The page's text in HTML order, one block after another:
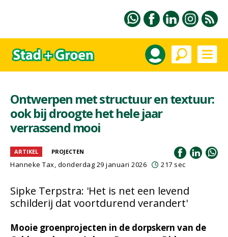
Ontwerpen met structuur en textuur:
ook bij droogte het hele jaar
verrassend mooi
ARTIKEL PROJECTEN
Hanneke Tax, donderdag 29 januari 2026 217 sec
Sipke Terpstra: 'Het is net een levend
schilderij dat voortdurend verandert'
Mooie groenprojecten in de dorpskern van de